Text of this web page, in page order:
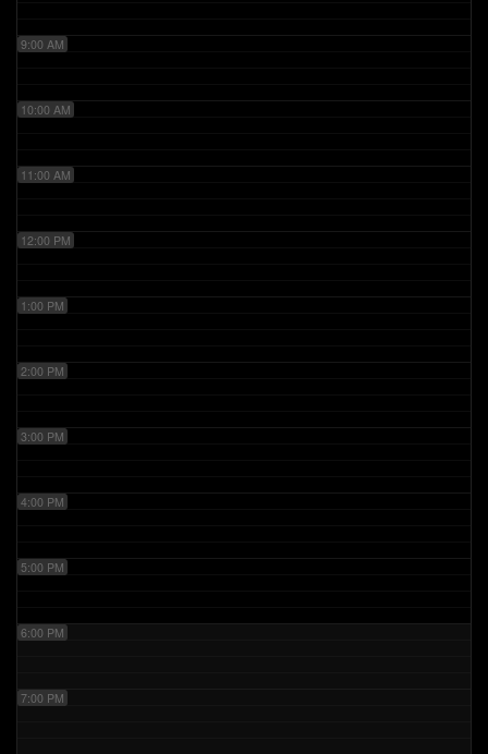
9:00 AM
10:00 AM
11:00 AM
12:00 PM
1:00 PM
2:00 PM
3:00 PM
4:00 PM
5:00 PM
6:00 PM
7:00 PM